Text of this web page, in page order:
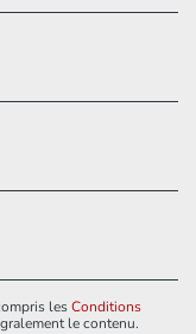
lesConditions
le contenu.